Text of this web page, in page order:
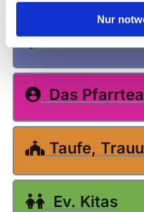
Nur
Unsere
 Das
 Taufe,
 Ev. Kitas